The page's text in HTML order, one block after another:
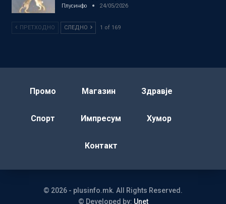
Плусинфо 24/05/2026
ПРЕТХОДНО СЛЕДНО 1 of 169
Промо Магазин Здравје
Спорт Импресум Хумор
Контакт
© 2026 - plusinfo.mk. All Rights Reserved.
© Developed by: Unet